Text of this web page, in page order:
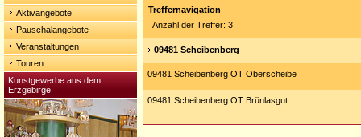
Aktivangebote
Pauschalangebote
Veranstaltungen
Touren
Kunstgewerbe aus dem
Erzgebirge
Treffernavigation
Anzahl der Treffer: 3
09481 Scheibenberg
09481 Scheibenberg OT Oberscheibe
09481 Scheibenberg OT Brünlasgut